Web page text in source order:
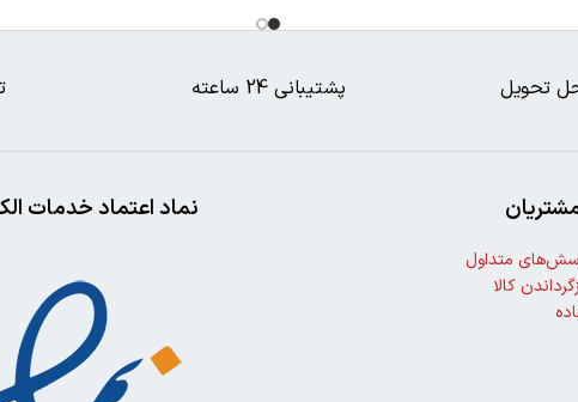
تحویل پشتیبانی 24 ساعته
نماد اعتماد خدمات
متداول
کالا